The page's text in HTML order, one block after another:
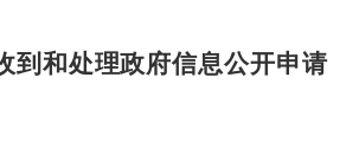
到和处理政府信息公开申请